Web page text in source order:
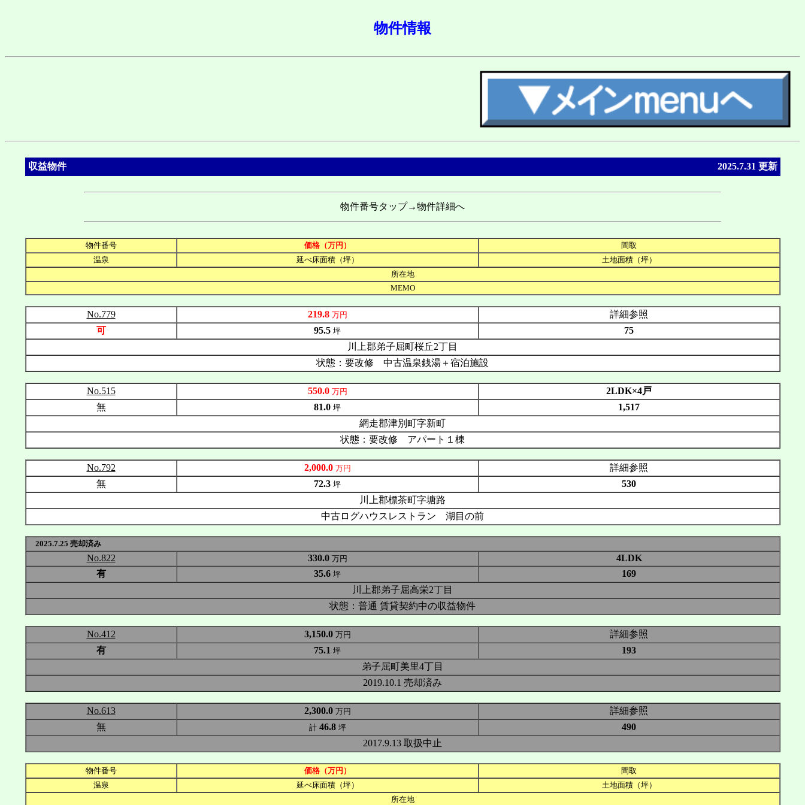
物件情報
収益物件 2025.7.31 更新
物件番号タップ→物件詳細へ
物件番号 価格（万円）
間取
温泉
延べ床面積（坪）
土地面積（坪）
所在地
MEMO
No.779 219.8 万円
詳細参照
可
95.5 坪
75
川上郡弟子屈町桜丘2丁目
状態：要改修 中古温泉銭湯＋宿泊施設
No.515 550.0 万円
2LDK×4戸
無
81.0 坪
1,517
網走郡津別町字新町
状態：要改修 アパート１棟
No.792 2,000.0 万円
詳細参照
無
72.3 坪
530
川上郡標茶町字塘路
中古ログハウスレストラン 湖目の前
2025.7.25 売却済み
No.822 330.0 万円
4LDK
有
35.6 坪
169
川上郡弟子屈高栄2丁目
状態：普通 賃貸契約中の収益物件
No.412 3,150.0 万円
詳細参照
有
75.1 坪
193
弟子屈町美里4丁目
2019.10.1 売却済み
No.613 2,300.0 万円
詳細参照
無
計 46.8 坪
490
2017.9.13 取扱中止
物件番号 価格（万円）
間取
温泉
延べ床面積（坪）
土地面積（坪）
所在地